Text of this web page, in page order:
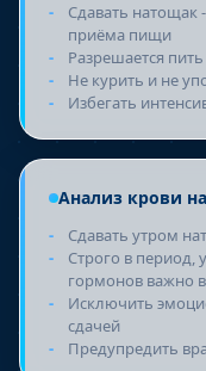
Сдавать натощак
приёма пищи
Разрешается пить
Не курить и не
Избегать
Анализ крови
Сдавать утром
Строго в период,
гормонов важно
Исключить
сдачей
Предупредить